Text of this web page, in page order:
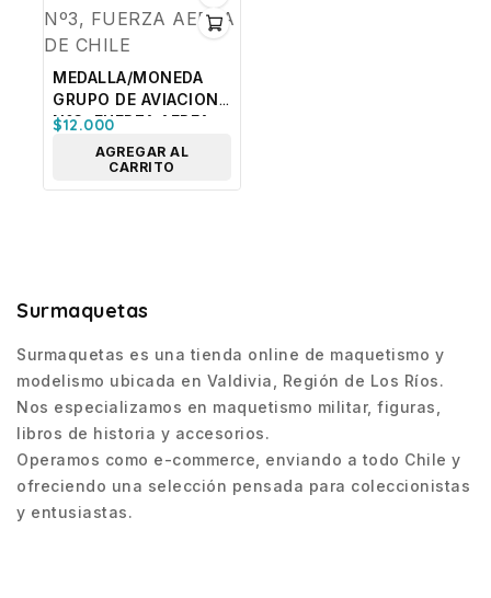
MEDALLA/MONEDA
GRUPO DE AVIACION
Nº3, FUERZA AEREA
DE CHILE
$12.000
AGREGAR AL
CARRITO
Surmaquetas
Surmaquetas es una tienda online de maquetismo y
modelismo ubicada en Valdivia, Región de Los Ríos.
Nos especializamos en maquetismo militar, figuras,
libros de historia y accesorios.
Operamos como e-commerce, enviando a todo Chile y
ofreciendo una selección pensada para coleccionistas
y entusiastas.